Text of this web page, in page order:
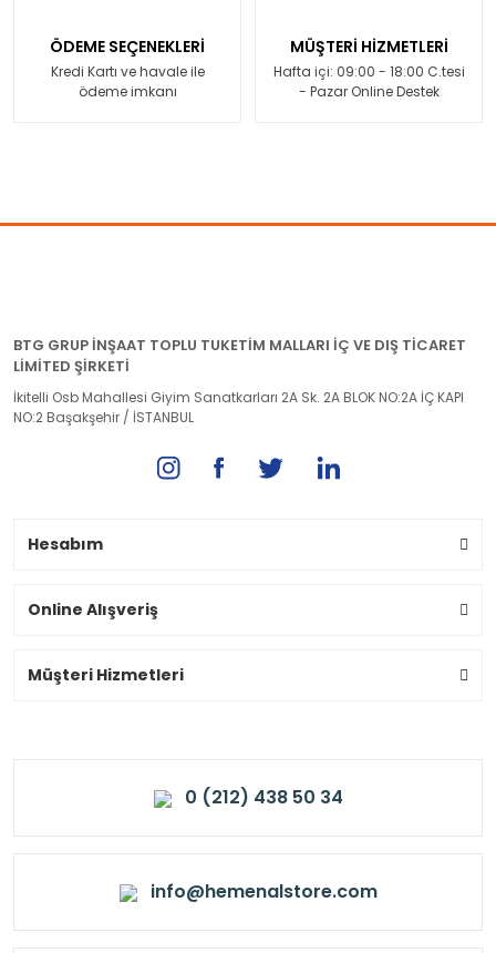
ÖDEME SEÇENEKLERİ
Kredi Kartı ve havale ile
ödeme imkanı
MÜŞTERİ HİZMETLERİ
Hafta içi: 09:00 - 18:00 C.tesi
- Pazar Online Destek
BTG GRUP İNŞAAT TOPLU TUKETİM MALLARI İÇ VE DIŞ TİCARET
LİMİTED ŞİRKETİ
İkitelli Osb Mahallesi Giyim Sanatkarları 2A Sk. 2A BLOK NO:2A İÇ KAPI
NO:2 Başakşehir / İSTANBUL
Hesabım
Online Alışveriş
Müşteri Hizmetleri
0 (212) 438 50 34
info@hemenalstore.com